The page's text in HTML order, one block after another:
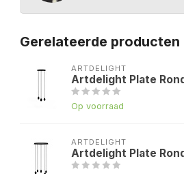
Gerelateerde producten
ARTDELIGHT
Artdelight Plate
Op voorraad
ARTDELIGHT
Artdelight Plate